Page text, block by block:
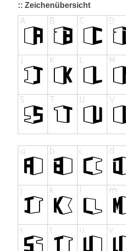
:: Zeichenübersicht